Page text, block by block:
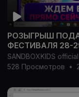
РОЗЫГРЫШ
ФЕСТИВАЛЯ 28-
SANDBOXKIDS official
528 Просмотров
•